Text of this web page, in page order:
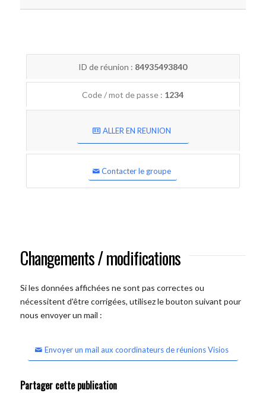
ID de réunion : 84935493840
Code / mot de passe : 1234
ALLER EN REUNION
Contacter le groupe
Changements / modifications
Si les données affichées ne sont pas correctes ou
nécessitent d'être corrigées, utilisez le bouton suivant pour
nous envoyer un mail :
Envoyer un mail aux coordinateurs de réunions Visios
Partager cette publication